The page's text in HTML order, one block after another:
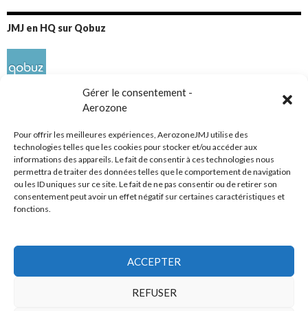
Gérer le consentement -
Aerozone
Pour offrir les meilleures expériences, AerozoneJMJ utilise des
technologies telles que les cookies pour stocker et/ou accéder aux
informations des appareils. Le fait de consentir à ces technologies nous
permettra de traiter des données telles que le comportement de navigation
ou les ID uniques sur ce site. Le fait de ne pas consentir ou de retirer son
consentement peut avoir un effet négatif sur certaines caractéristiques et
fonctions.
ACCEPTER
REFUSER
JMJ en HQ sur Qobuz
Réseaux sociaux
© Mars 2006-Août 2026